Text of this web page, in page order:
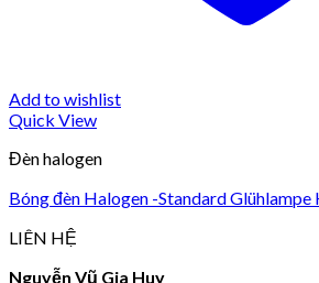
Add to wishlist
Quick View
Đèn halogen
Bóng đèn Halogen -Standard
LIÊN HỆ
Nguyễn Vũ Gia Huy